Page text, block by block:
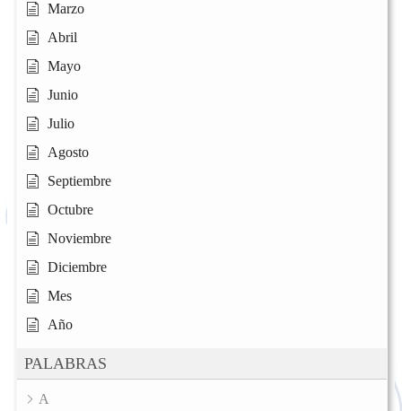
Marzo
Abril
Mayo
Junio
Julio
Agosto
Septiembre
Octubre
Noviembre
Diciembre
Mes
Año
PALABRAS
A